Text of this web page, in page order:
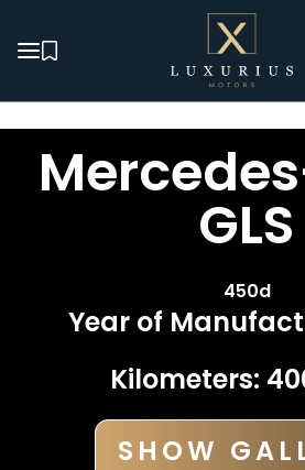
GLS
450d
Year of
Kilometers:
SHOW